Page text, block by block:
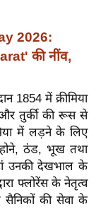
2026:
की नींव,
1854 में क्रीमिया
और तुर्की की रूस से
में लड़ने के लिए
होने, ठंड, भूख तथा
उनकी देखभाल के
फ्लोरेंस के नेतृत्व
की सेवा के